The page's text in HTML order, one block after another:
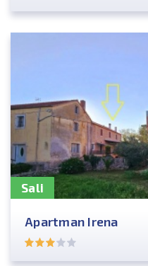
Sali
Apartman Irena